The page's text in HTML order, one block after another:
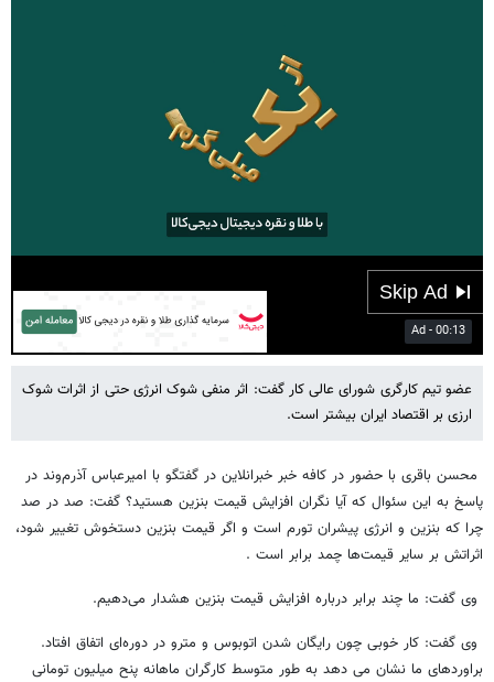
Play
01:41
Mute
Settings
PIP
Enter
عضو تیم کارگری شورای عالی کار گفت: اثر منفی شوک انرژی حتی از اثرات شوک
ارزی بر اقتصاد ایران بیشتر است.
محسن باقری با حضور در کافه خبر خبرانلاین در گفتگو با امیرعباس آذرم‌وند در
پاسخ به این سئوال که آیا نگران افزایش قیمت بنزین هستید؟ گفت: صد در صد
چرا که بنزین و انرژی پیشران تورم است و اگر قیمت بنزین دستخوش تغییر شود،
اثراتش بر سایر قیمت‌ها چمد برابر است .
وی گفت: ما چند برابر درباره افزایش قیمت بنزین هشدار می‌دهیم.
وی گفت: کار خوبی چون رایگان شدن اتوبوس و مترو در دوره‌ای اتفاق افتاد.
براوردهای ما نشان می دهد به طور متوسط کارگران ماهانه پنح میلیون تومانی